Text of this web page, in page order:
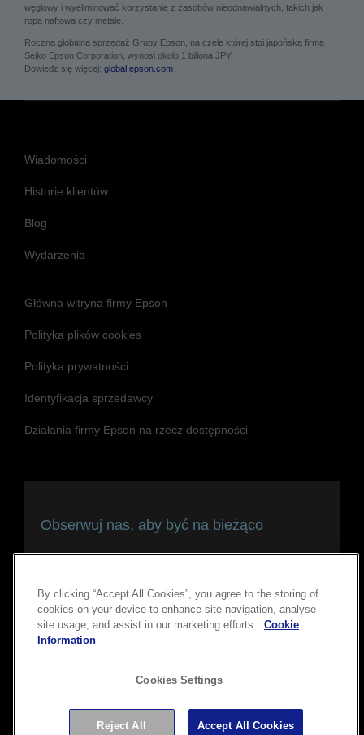
węglowy i wyeliminować korzystanie z zasobów nieodnawialnych, takich jak
ropa naftowa czy metale.
Roczna globalna sprzedaż Grupy Epson, na czele której stoi japońska firma
Seiko Epson Corporation, wynosi około 1 biliona JPY.
Dowiedz się więcej: global.epson.com
Wiadomości
Historie klientów
Blog
Wydarzenia
Główna witryna firmy Epson
Polityka plików cookies
Polityka prywatności
Identyfikacja sprzedawcy
Działania firmy Epson na rzecz dostępności
Obserwuj nas, aby być na bieżąco
Copyright © 2026 Seiko Epson Corporation. Wszelkie prawa
By clicking “Accept All Cookies”, you agree to the storing of
cookies on your device to enhance site navigation, analyse
site usage, and assist in our marketing efforts.
Cookie
Information
Cookies Settings
Reject All Accept All Cookies